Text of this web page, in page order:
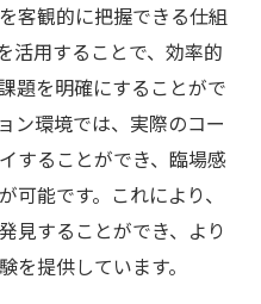
客観的に把握できる仕組
活用することで、効率的
題を明確にすることがで
ン環境では、実際のコー
することができ、臨場感
可能です。これにより、
見することができ、より
を提供しています。